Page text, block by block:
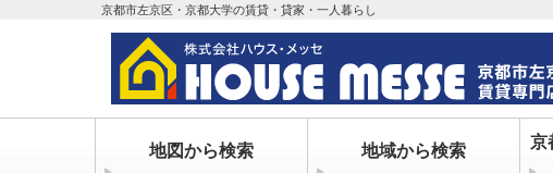
京都市左京区・京都大学の賃貸・貸家・一人暮らし
地図から検索 地域から検索 京